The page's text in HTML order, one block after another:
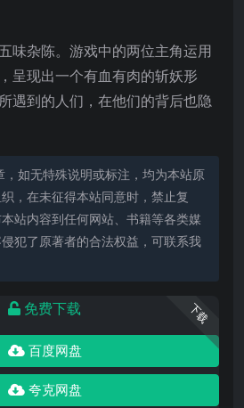
味杂陈。游戏中的两位主角运用
呈现出一个有血有肉的斩妖形
遇到的人们，在他们的背后也隐
，如无特殊说明或标注，均为本站原
，在未征得本站同意时，禁止复
站内容到任何网站、书籍等各类媒
犯了原著者的合法权益，可联系我
下载
免费下载
百度网盘
夸克网盘